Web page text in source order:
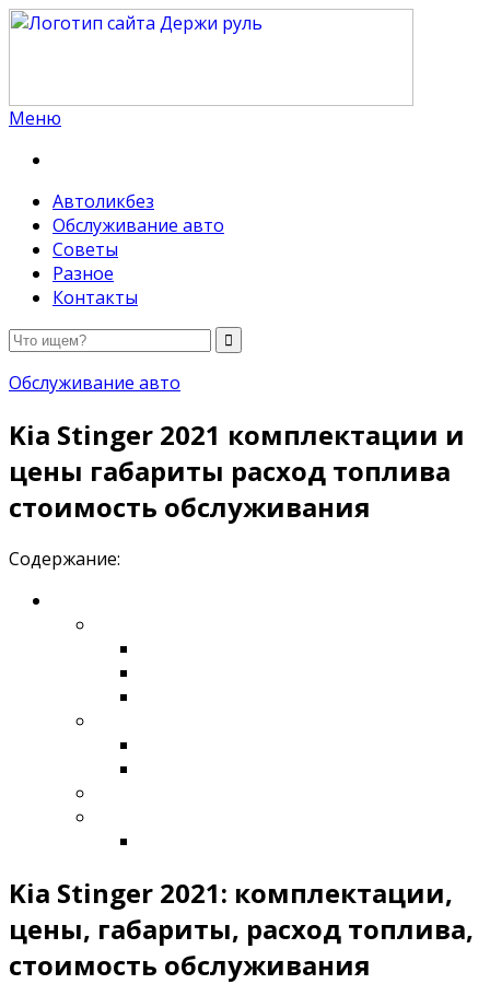
Меню
Автоликбез
Обслуживание авто
Советы
Разное
Контакты
Обслуживание авто
Kia Stinger 2021 комплектации и
цены габариты расход топлива
стоимость обслуживания
Содержание:
Kia Stinger 2021: комплектации,
цены, габариты, расход топлива,
стоимость обслуживания